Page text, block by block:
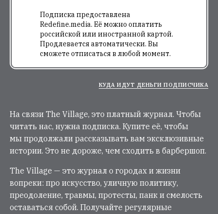
Подписка предоставлена
Redefine.media. Её можно оплатить
российской или иностранной картой.
Продлевается автоматически. Вы
сможете отписаться в любой момент.
КУДА ИДУТ ДЕНЬГИ ПОДПИСЧИКА
На связи The Village, это платный журнал. Чтобы
читать нас, нужна подписка. Купите её, чтобы
мы продолжали рассказывать вам эксклюзивные
истории. Это не дороже, чем сходить в барбершоп.
The Village — это журнал о городах и жизни
вопреки: про искусство, уличную политику,
преодоление, травмы, протесты, панк и смелость
оставаться собой. Получайте регулярные